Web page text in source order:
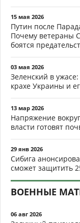
15 мая 2026
Путин после
Почему ветераны
боятся
03 мая 2026
Зеленский в
крахе Украины и
13 мар 2026
Напряжение
власти готовят
29 янв 2026
Сибига
сможет защитить
ВОЕННЫЕ
06 авг 2026